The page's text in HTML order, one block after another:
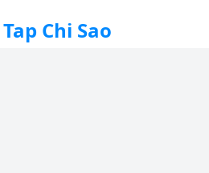
Tap Chi Sao